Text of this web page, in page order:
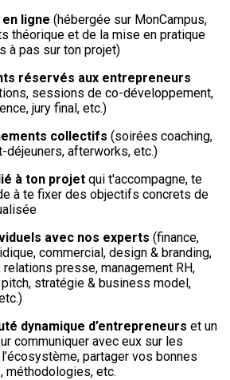
ligne (hébergée sur MonCampus,
théorique et de la mise en pratique
à pas sur ton projet)
réservés aux entrepreneurs
sessions de co-développement,
jury final, etc.)
collectifs (soirées coaching,
déjeuners, afterworks, etc.)
à ton projet qui t'accompagne, te
à te fixer des objectifs concrets de
avec nos experts (finance,
commercial, design & branding,
relations presse, management RH,
stratégie & business model,
dynamique d’entrepreneurs et un
communiquer avec eux sur les
partager vos bonnes
méthodologies, etc.